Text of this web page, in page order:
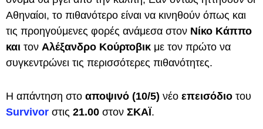
Αθηναίοι, το πιθανότερο είναι να κινηθούν όπως και
τις προηγούμενες φορές ανάμεσα στον Νίκο Κάππο
και τον Αλέξανδρο Κούρτοβικ με τον πρώτο να
συγκεντρώνει τις περισσότερες πιθανότητες.
Η απάντηση στο αποψινό (10/5) νέο επεισόδιο του
Survivor στις 21.00 στον ΣΚΑΪ.